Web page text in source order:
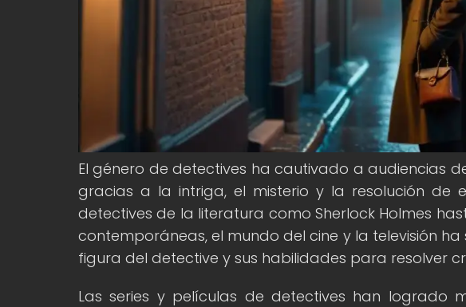
El género de detectives ha cautivado a audiencias
gracias a la intriga, el misterio y la resolución de
detectives de la literatura como Sherlock Holmes
contemporáneas, el mundo del cine y la televisión
figura del detective y sus habilidades para resolver
Las series y películas de detectives han logrado